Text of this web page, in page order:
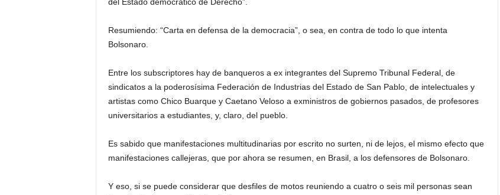
Resumiendo: “Carta en defensa de la democracia”, o sea, en contra de todo lo que intenta
Bolsonaro.
Entre los subscriptores hay de banqueros a ex integrantes del Supremo Tribunal Federal, de
sindicatos a la poderosísima Federación de Industrias del Estado de San Pablo, de intelectuales y
artistas como Chico Buarque y Caetano Veloso a exministros de gobiernos pasados, de profesores
universitarios a estudiantes, y, claro, del pueblo.
Es sabido que manifestaciones multitudinarias por escrito no surten, ni de lejos, el mismo efecto que
manifestaciones callejeras, que por ahora se resumen, en Brasil, a los defensores de Bolsonaro.
Y eso, si se puede considerar que desfiles de motos reuniendo a cuatro o seis mil personas sean